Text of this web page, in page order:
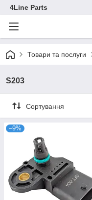
4Line Parts
Товари та послуги
S203
Сортування
–9%